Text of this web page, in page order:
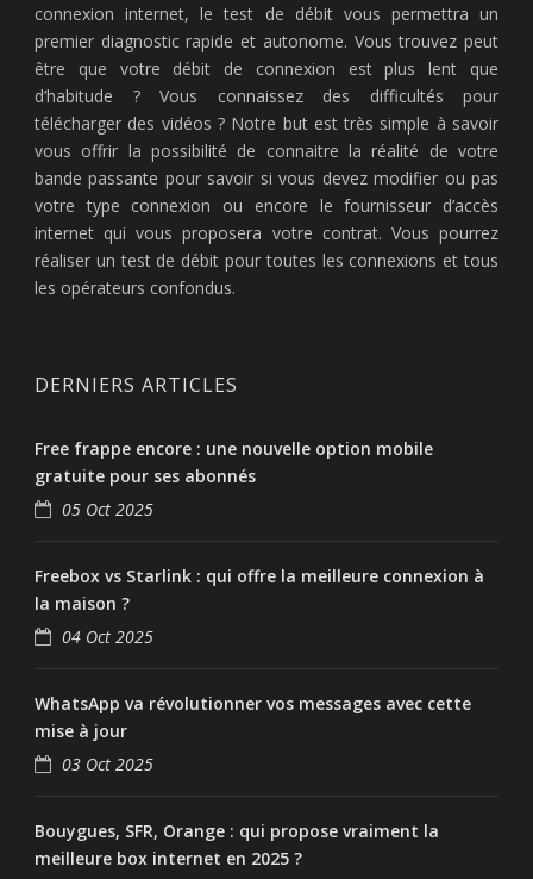
connexion internet, le test de débit vous permettra un
premier diagnostic rapide et autonome. Vous trouvez peut
être que votre débit de connexion est plus lent que
d’habitude ? Vous connaissez des difficultés pour
télécharger des vidéos ? Notre but est très simple à savoir
vous offrir la possibilité de connaitre la réalité de votre
bande passante pour savoir si vous devez modifier ou pas
votre type connexion ou encore le fournisseur d’accès
internet qui vous proposera votre contrat. Vous pourrez
réaliser un test de débit pour toutes les connexions et tous
les opérateurs confondus.
DERNIERS ARTICLES
Free frappe encore : une nouvelle option mobile
gratuite pour ses abonnés
05 Oct 2025
Freebox vs Starlink : qui offre la meilleure connexion à
la maison ?
04 Oct 2025
WhatsApp va révolutionner vos messages avec cette
mise à jour
03 Oct 2025
Bouygues, SFR, Orange : qui propose vraiment la
meilleure box internet en 2025 ?